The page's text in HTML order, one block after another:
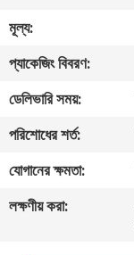
মান
নিয়ন্ত্রণ
যোগাযোগ
করুন
উদ্ধৃতির
মূল্য:
প্যাকেজিং বিবরণ:
ডেলিভারি সময়:
পরিশোধের শর্ত:
যোগানের ক্ষমতা:
লক্ষণীয় করা: